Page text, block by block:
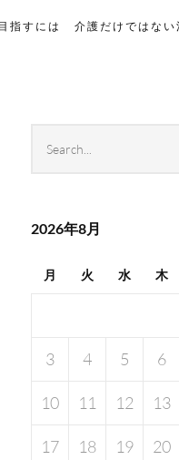
指すには 介護だけではな
archives
2026年8月
月 火 水 木
3 4 5 6
10 11 12 13
17 18 19 20